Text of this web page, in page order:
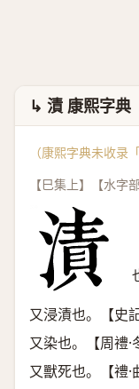
↳ 漬 康熙字典
（康熙字典未收录
【巳集上】【水字
又浸漬也。【史
又染也。【周禮·
又獸死也。【禮